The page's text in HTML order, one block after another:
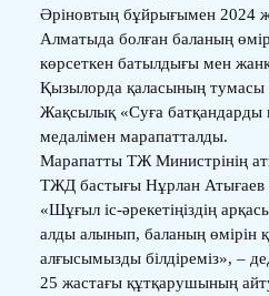
Әріновтың бұйрығымен 2024
Алматыда болған баланың
көрсеткен батылдығы мен
Қызылорда қаласының
Жақсылық «Суға батқандарды
медалімен марапатталды.
Марапатты ТЖ Министрінің
ТЖД бастығы Нұрлан Атығаев
«Шұғыл іс-әрекетіңіздің
алды алынып, баланың өмірін
алғысымызды білдіреміз», –
25 жастағы құтқарушының